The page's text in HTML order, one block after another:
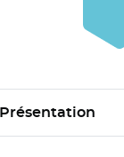
Présentation